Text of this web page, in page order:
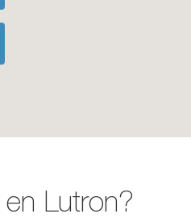
Lutron?